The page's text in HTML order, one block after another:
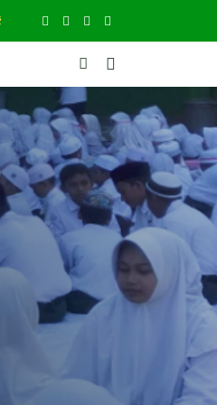
NO. 02 RT. 001 RW. 001 TELP.